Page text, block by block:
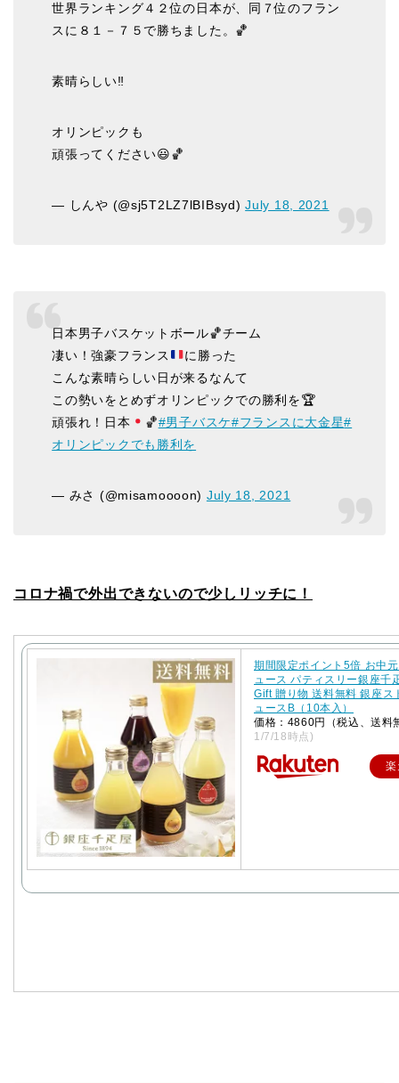
世界ランキング４２位の日本が、同７位のフラン
スに８１－７５で勝ちました。🏀
素晴らしい‼️
オリンピックも
頑張ってください😃🏀
— しんや (@sj5T2LZ7lBIBsyd)July 18, 2021
日本男子バスケットボール🏀チーム
凄い！強豪フランス
に勝った
こんな素晴らしい日が来るなんて
この勢いをとめずオリンピックでの勝利を🏆
頑張れ！日本
🏀#男子バスケ#フランスに大金星#
オリンピックでも勝利を
— みさ (@misamoooon) July 18, 2021
コロナ禍で外出できないので少しリッチに！
期間限定ポイント5倍 お中
ュース パティスリー銀座千
Gift 贈り物 送料無料 銀座ス
ュースB（10本入）
価格：4860円（税込、送料
1/7/18時点)